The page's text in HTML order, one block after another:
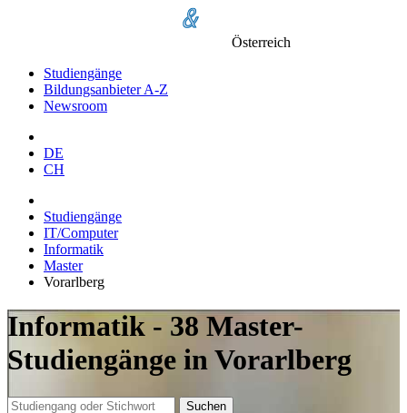
Österreich
Studiengänge
Bildungsanbieter A-Z
Newsroom
DE
CH
Studiengänge
IT/Computer
Informatik
Master
Vorarlberg
Informatik - 38 Master-
Studiengänge in Vorarlberg
Suchen